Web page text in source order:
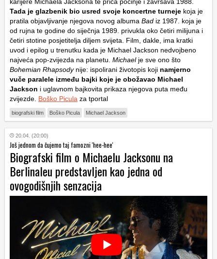
Tada je glazbenik bio usred svoje koncertne turneje koja je
pratila objavljivanje njegova novog albuma Bad iz 1987. koja je
od rujna te godine do siječnja 1989. privukla oko četiri milijuna i
četiri stotine posjetitelja diljem svijeta. Film, dakle, ima kratki
uvod i epilog u trenutku kada je Michael Jackson nedvojbeno
najveća pop-zvijezda na planetu. Michaelje sve ono što
Bohemian Rhapsody nije: ispolirani životopis koji namjerno
vuče paralele između bajki koje je obožavao Michael
Jackson i uglavnom bajkovita prikaza njegova puta među
zvijezde. Boško Picula za tportal
biografski film Boško Picula Michael Jackson
20.04. (20:00)
Još jednom da čujemo taj famozni 'hee-hee'
Biografski film o Michaelu Jacksonu na
Berlinaleu predstavljen kao jedna od
ovogodišnjih senzacija